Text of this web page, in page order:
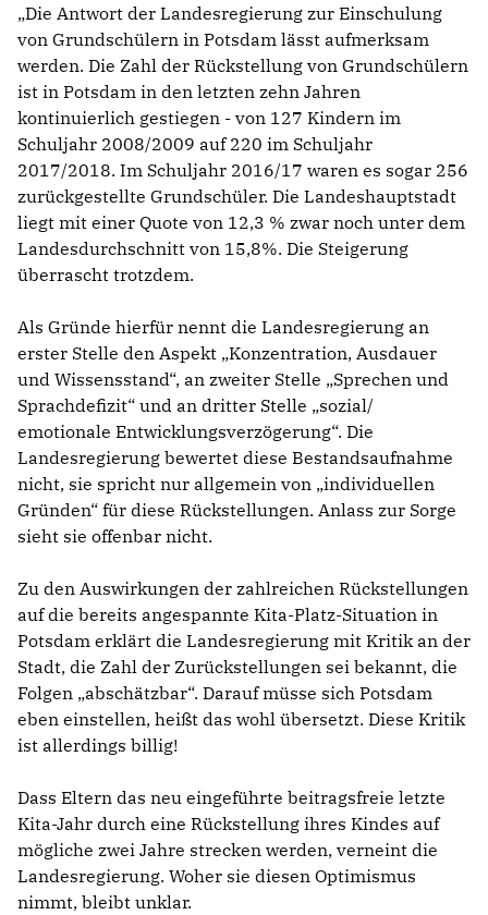
Die Antwort der Landesregierung zur Einschulung
von Grundschülern in Potsdam lässt aufmerksam
werden. Die Zahl der Rückstellung von Grundschülern
ist in Potsdam in den letzten zehn Jahren
kontinuierlich gestiegen - von 127 Kindern im
Schuljahr 2008/2009 auf 220 im Schuljahr
2017/2018. Im Schuljahr 2016/17 waren es sogar 256
zurückgestellte Grundschüler. Die Landeshauptstadt
liegt mit einer Quote von 12,3 % zwar noch unter dem
Landesdurchschnitt von 15,8%. Die Steigerung
überrascht trotzdem.
Als Gründe hierfür nennt die Landesregierung an
erster Stelle den Aspekt „Konzentration, Ausdauer
und Wissensstand“, an zweiter Stelle „Sprechen und
Sprachdefizit“ und an dritter Stelle „sozial/
emotionale Entwicklungsverzögerung“. Die
Landesregierung bewertet diese Bestandsaufnahme
nicht, sie spricht nur allgemein von „individuellen
Gründen“ für diese Rückstellungen. Anlass zur Sorge
sieht sie offenbar nicht.
Zu den Auswirkungen der zahlreichen Rückstellungen
auf die bereits angespannte Kita-Platz-Situation in
Potsdam erklärt die Landesregierung mit Kritik an der
Stadt, die Zahl der Zurückstellungen sei bekannt, die
Folgen „abschätzbar“. Darauf müsse sich Potsdam
eben einstellen, heißt das wohl übersetzt. Diese Kritik
ist allerdings billig!
Dass Eltern das neu eingeführte beitragsfreie letzte
Kita-Jahr durch eine Rückstellung ihres Kindes auf
mögliche zwei Jahre strecken werden, verneint die
Landesregierung. Woher sie diesen Optimismus
nimmt, bleibt unklar.